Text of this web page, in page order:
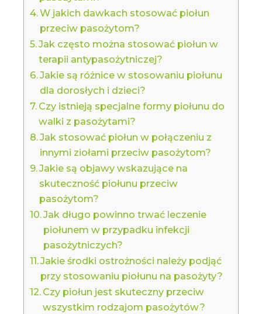
W jakich dawkach stosować piołun
przeciw pasożytom?
Jak często można stosować piołun w
terapii antypasożytniczej?
Jakie są różnice w stosowaniu piołunu
dla dorosłych i dzieci?
Czy istnieją specjalne formy piołunu do
walki z pasożytami?
Jak stosować piołun w połączeniu z
innymi ziołami przeciw pasożytom?
Jakie są objawy wskazujące na
skuteczność piołunu przeciw
pasożytom?
Jak długo powinno trwać leczenie
piołunem w przypadku infekcji
pasożytniczych?
Jakie środki ostrożności należy podjąć
przy stosowaniu piołunu na pasożyty?
Czy piołun jest skuteczny przeciw
wszystkim rodzajom pasożytów?